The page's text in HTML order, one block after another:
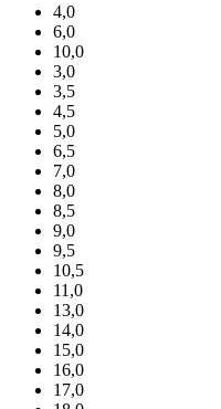
4,0
6,0
10,0
3,0
3,5
4,5
5,0
6,5
7,0
8,0
8,5
9,0
9,5
10,5
11,0
13,0
14,0
15,0
16,0
17,0